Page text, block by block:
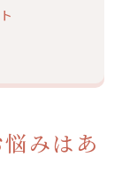
みはあ